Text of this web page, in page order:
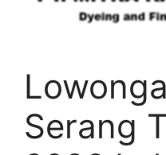
Serang